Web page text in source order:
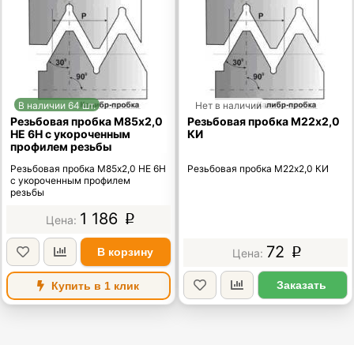
В наличии 64 шт.
Резьбовая пробка М85х2,0
НЕ 6Н с укороченным
профилем резьбы
Резьбовая пробка М85х2,0 НЕ 6Н
с укороченным профилем
резьбы
1 186 p
В корзину
Купить в 1 клик
Нет в наличии
Резьбовая пробка М22х2,0
КИ
Резьбовая пробка М22х2,0 КИ
72 p
Заказать